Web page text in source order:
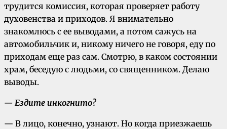
трудится комиссия, которая проверяет работу
духовенства и приходов. Я внимательно
знакомлюсь с ее выводами, а потом сажусь на
автомобильчик и, никому ничего не говоря, еду по
приходам еще раз сам. Смотрю, в каком состоянии
храм, беседую с людьми, со священником. Делаю
выводы.
— Ездите инкогнито?
— В лицо, конечно, узнают. Но когда приезжаешь